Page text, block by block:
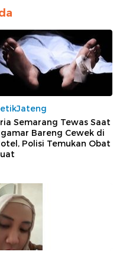
Semarang Tewas Saat
Bareng Cewek di
Polisi Temukan Obat